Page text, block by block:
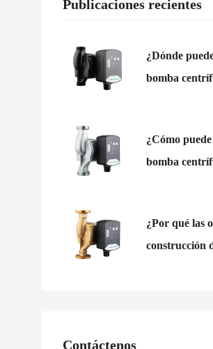
Publicaciones recientes
¿Dónde
bomba
de agua
¿Cómo
bomba
entrada
¿Por qué las
construcción
Contáctenos